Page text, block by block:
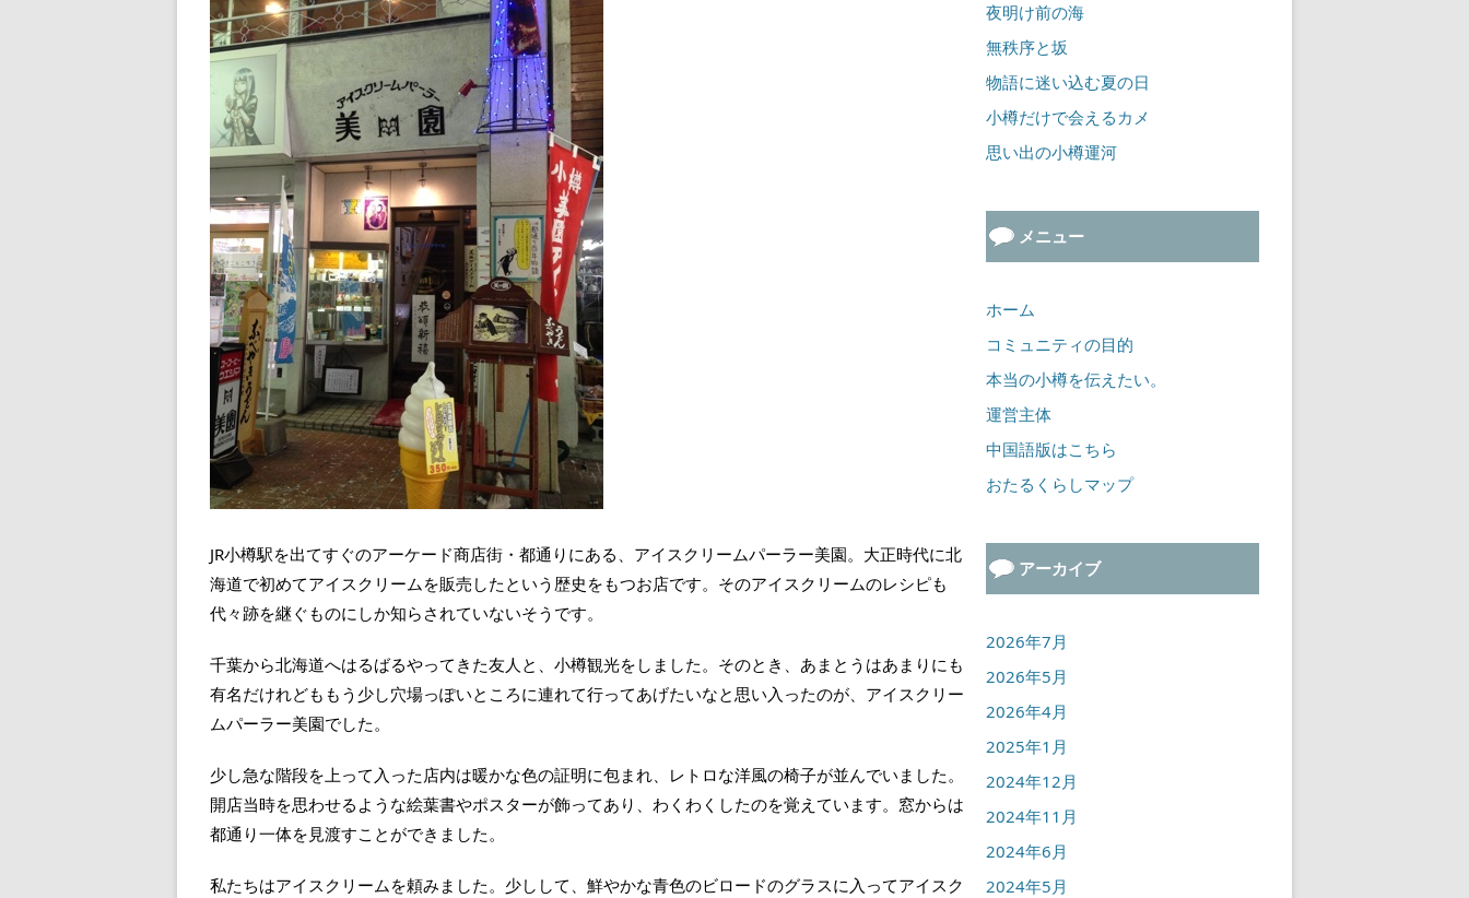
JR小樽駅を出てすぐのアーケード商店街・都通りにある、アイスクリームパーラー美園。大正時代に北
海道で初めてアイスクリームを販売したという歴史をもつお店です。そのアイスクリームのレシピも
代々跡を継ぐものにしか知らされていないそうです。
千葉から北海道へはるばるやってきた友人と、小樽観光をしました。そのとき、あまとうはあまりにも
有名だけれどももう少し穴場っぽいところに連れて行ってあげたいなと思い入ったのが、アイスクリー
ムパーラー美園でした。
少し急な階段を上って入った店内は暖かな色の証明に包まれ、レトロな洋風の椅子が並んでいました。
開店当時を思わせるような絵葉書やポスターが飾ってあり、わくわくしたのを覚えています。窓からは
都通り一体を見渡すことができました。
私たちはアイスクリームを頼みました。少しして、鮮やかな青色のビロードのグラスに入ってアイスク
夜明け前の海
無秩序と坂
物語に迷い込む夏の日
小樽だけで会えるカメ
思い出の小樽運河
メニュー
ホーム
コミュニティの目的
本当の小樽を伝えたい。
運営主体
中国語版はこちら
おたるくらしマップ
アーカイブ
2026年7月
2026年5月
2026年4月
2025年1月
2024年12月
2024年11月
2024年6月
2024年5月